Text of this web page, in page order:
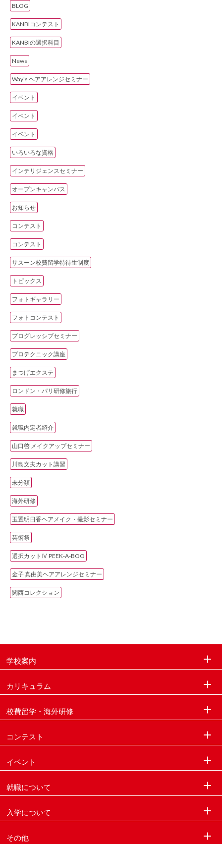
BLOG
KANBIコンテスト
KANBIの選択科目
News
Way's ヘアアレンジセミナー
イベント
イベント
イベント
いろいろな資格
インテリジェンスセミナー
オープンキャンパス
お知らせ
コンテスト
コンテスト
サスーン校費留学特待生制度
トピックス
フォトギャラリー
フォトコンテスト
プログレッシブセミナー
プロテクニック講座
まつげエクステ
ロンドン・パリ研修旅行
就職
就職内定者紹介
山口啓 メイクアップセミナー
川島文夫カット講習
未分類
海外研修
玉置明日香ヘアメイク・撮影セミナー
芸術祭
選択カットⅣ PEEK‐A‐BOO
金子 真由美ヘアアレンジセミナー
関西コレクション
学校案内
カリキュラム
校費留学・海外研修
コンテスト
イベント
就職について
入学について
その他